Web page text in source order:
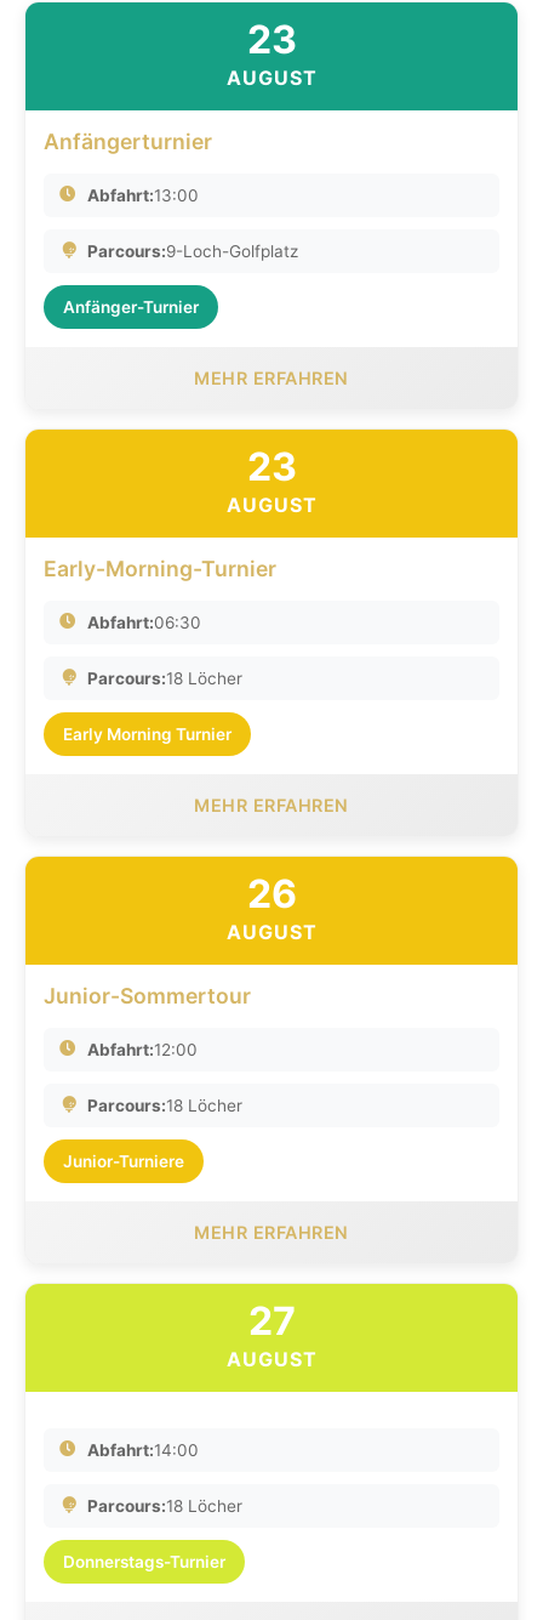
23
AUGUST
Anfängerturnier
Abfahrt:13:00
Parcours:9-Loch-Golfplatz
Anfänger-Turnier
MEHR ERFAHREN
23
AUGUST
Early-Morning-Turnier
Abfahrt:06:30
Parcours:18 Löcher
Early Morning Turnier
MEHR ERFAHREN
26
AUGUST
Junior-Sommertour
Abfahrt:12:00
Parcours:18 Löcher
Junior-Turniere
MEHR ERFAHREN
27
AUGUST
Abfahrt:14:00
Parcours:18 Löcher
Donnerstags-Turnier